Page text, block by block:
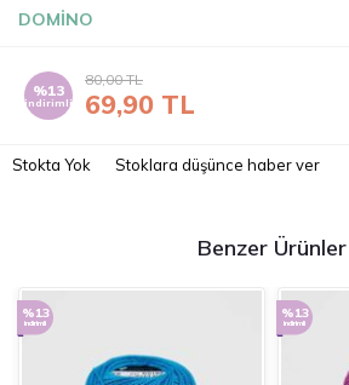
DOMİNO
%13
indirimli 69,90 TL
80,00TL
Stokta Yok Stoklara düşünce haber ver
Benzer Ürünler
%13
indirimli
%13
indirimli